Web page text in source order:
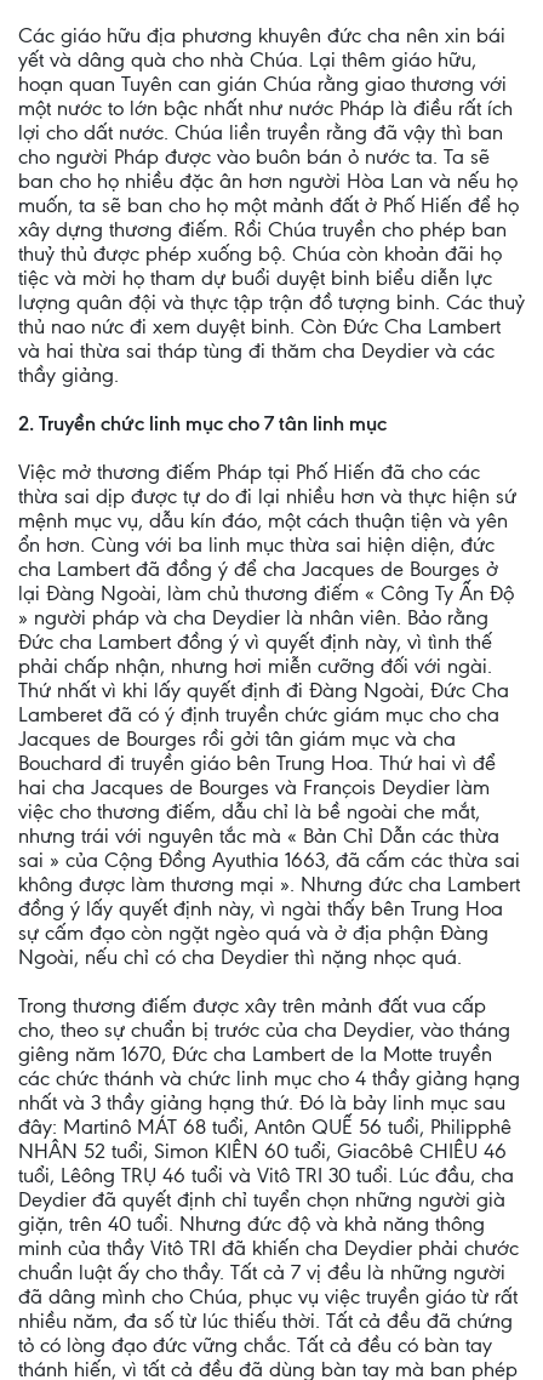
Các giáo hữu địa phương khuyên đức cha nên xin bái
yết và dâng quà cho nhà Chúa. Lại thêm giáo hữu,
hoạn quan Tuyên can gián Chúa rằng giao thương với
một nước to lớn bậc nhất như nước Pháp là điều rất ích
lợi cho dất nước. Chúa liền truyền rằng đã vậy thì ban
cho người Pháp được vào buôn bán ỏ nước ta. Ta sẽ
ban cho họ nhiều đặc ân hơn người Hòa Lan và nếu họ
muốn, ta sẽ ban cho họ một mảnh đất ở Phố Hiến để họ
xây dựng thương điếm. Rồi Chúa truyền cho phép ban
thuỷ thủ được phép xuống bộ. Chúa còn khoản đãi họ
tiệc và mời họ tham dự buổi duyệt binh biểu diễn lực
lượng quân đội và thực tập trận đồ tượng binh. Các thuỷ
thủ nao nức đi xem duyệt binh. Còn Ðức Cha Lambert
và hai thừa sai tháp tùng đi thăm cha Deydier và các
thầy giảng.
2. Truyền chức linh mục cho 7 tân linh mục
Việc mở thương điếm Pháp tại Phố Hiến đã cho các
thừa sai dịp được tự do đi lại nhiều hơn và thực hiện sứ
mệnh mục vụ, dẫu kín đáo, một cách thuận tiện và yên
ổn hơn. Cùng với ba linh mục thừa sai hiện diện, đức
cha Lambert đã đồng ý để cha Jacques de Bourges ở
lại Ðàng Ngoài, làm chủ thương điếm « Công Ty Ấn Ðộ
» người pháp và cha Deydier là nhân viên. Bảo rằng
Ðức cha Lambert đồng ý vì quyết định này, vì tình thế
phải chấp nhận, nhưng hơi miễn cưỡng đối với ngài.
Thứ nhất vì khi lấy quyết định đi Ðàng Ngoài, Ðức Cha
Lamberet đã có ý định truyền chức giám mục cho cha
Jacques de Bourges rồi gởi tân giám mục và cha
Bouchard đi truyền giáo bên Trung Hoa. Thứ hai vì để
hai cha Jacques de Bourges và François Deydier làm
việc cho thương điếm, dẫu chỉ là bề ngoài che mắt,
nhưng trái với nguyên tắc mà « Bản Chỉ Dẫn các thừa
sai » của Cộng Ðồng Ayuthia 1663, đã cấm các thừa sai
không được làm thương mại ». Nhưng đức cha Lambert
đồng ý lấy quyết định này, vì ngài thấy bên Trung Hoa
sự cấm đạo còn ngặt ngèo quá và ở địa phận Ðàng
Ngoài, nếu chỉ có cha Deydier thì nặng nhọc quá.
Trong thương điếm được xây trên mảnh đất vua cấp
cho, theo sự chuẩn bị trước của cha Deydier, vào tháng
giêng năm 1670, Ðức cha Lambert de la Motte truyền
các chức thánh và chức linh mục cho 4 thầy giảng hạng
nhất và 3 thầy giảng hạng thứ. Ðó là bảy linh mục sau
đây: Martinô MÁT 68 tuổi, Antôn QUẾ 56 tuổi, Philipphê
NHÂN 52 tuổi, Simon KIÊN 60 tuổi, Giacôbê CHIÊU 46
tuổi, Lêông TRỤ 46 tuổi và Vitô TRI 30 tuổi. Lúc đầu, cha
Deydier đã quyết định chỉ tuyển chọn những người già
giặn, trên 40 tuổi. Nhưng đức độ và khả năng thông
minh của thầy Vitô TRI đã khiến cha Deydier phải chước
chuẩn luật ấy cho thầy. Tất cả 7 vị đều là những người
đã dâng mình cho Chúa, phục vụ việc truyền giáo từ rất
nhiều năm, đa số từ lúc thiếu thời. Tất cả đều đã chứng
tỏ có lòng đạo đức vững chắc. Tất cả đều có bàn tay
thánh hiến, vì tất cả đều đã dùng bàn tay mà ban phép